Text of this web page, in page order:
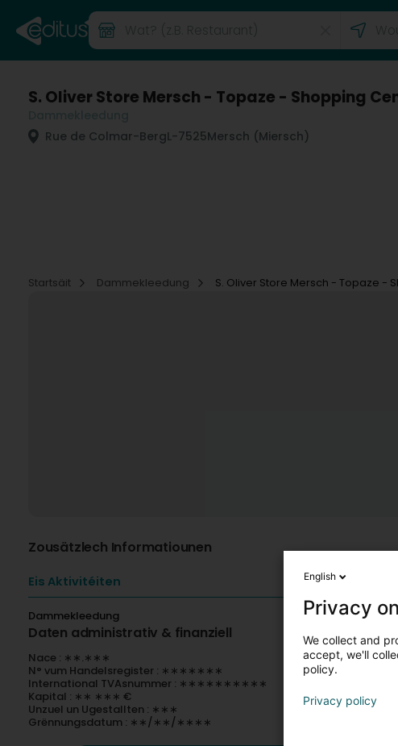
S. Oliver Store Mersch - Topaze - Shopping
Rue de Colmar-BergL-7525Mersch (Miersch)
Startsäit
Dammekleedung S. Oliver Store Mersch - Topaze -
Zousätzlech Informatiounen
Eis Aktivitéiten
Dammekleedung
Daten administrativ & finanziell
Nace : ∗∗.∗∗∗
N° vum Handelsregister : ∗∗∗∗∗∗∗
International TVAsnummer : ∗∗∗∗∗∗∗∗∗∗
Kapital : ∗∗ ∗∗∗ €
Unzuel un Ugestallten : ∗∗∗
Grënnungsdatum : ∗∗/∗∗/∗∗∗∗
English
Privacy
We collect and
accept, we'll
policy.
Privacy policy